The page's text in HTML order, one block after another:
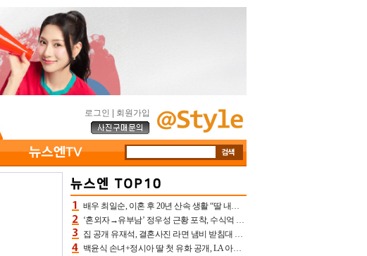
로그인 회원가입
배우 최일순, 이혼 후 20년 산속 생활 “딸 내가 버렸다고 원망‥맘 아파”(특종)[어제TV]
‘혼외자→유부남’ 정우성 근황 포착, 수식억 해킹 피해 후배 만났다 “존경하는”
집 공개 유재석, 결혼사진 라면 냄비 받침대 되고 분노‥가족사진도 피해(놀뭐)[어제TV]
백윤식 손녀+정시아 딸 첫 유화 공개, LA 아트쇼→서울국제조각페스타 작가다운 수준급 실력